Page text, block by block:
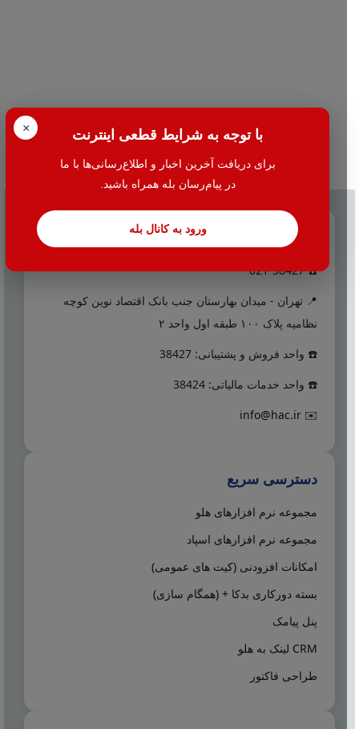
× با توجه به شرایط قطعی اینترنت
برای دریافت آخرین اخبار و اطلاع‌رسانی‌ها با ما
در پیام‌رسان بله همراه باشید.
ورود به کانال بله تماس با ما
☎️ 021-38427
📍 تهران - میدان بهارستان جنب بانک اقتصاد نوین کوچه
نظامیه پلاک ۱۰۰ طبقه اول واحد ۲
☎️ واحد فروش و پشتیبانی: 38427
☎️ واحد خدمات مالیاتی: 38424
✉️
info@hac.ir
دسترسی سریع
مجموعه نرم افزارهای هلو
مجموعه نرم افزارهای اسپاد
امکانات افزودنی (کیت های عمومی)
بسته دورکاری بدکا + (همگام سازی)
پنل پیامک
CRM لینک به هلو
طراحی فاکتور